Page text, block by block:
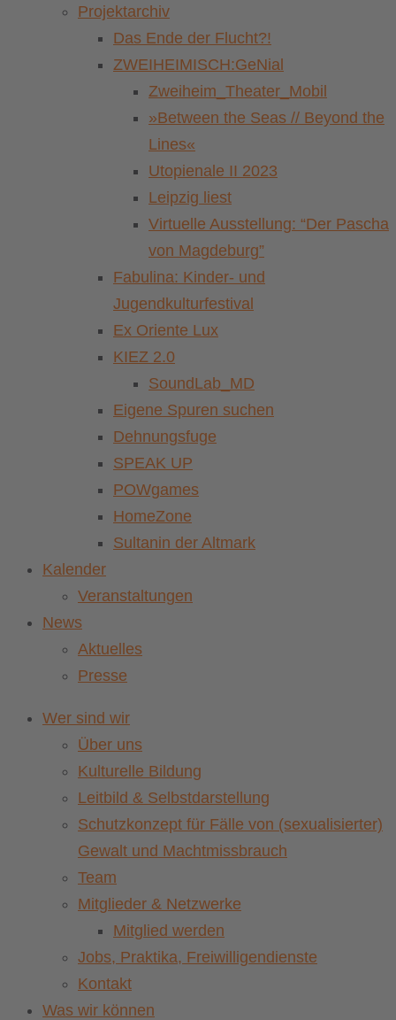
Projektarchiv
Das Ende der Flucht?!
ZWEIHEIMISCH:GeNial
Zweiheim_Theater_Mobil
»Between the Seas // Beyond the
Lines«
Utopienale II 2023
Leipzig liest
Virtuelle Ausstellung: “Der Pascha
von Magdeburg”
Fabulina: Kinder- und
Jugendkulturfestival
Ex Oriente Lux
KIEZ 2.0
SoundLab_MD
Eigene Spuren suchen
Dehnungsfuge
SPEAK UP
POWgames
HomeZone
Sultanin der Altmark
Kalender
Veranstaltungen
News
Aktuelles
Presse
Wer sind wir
Über uns
Kulturelle Bildung
Leitbild & Selbstdarstellung
Schutzkonzept für Fälle von (sexualisierter)
Gewalt und Machtmissbrauch
Team
Mitglieder & Netzwerke
Mitglied werden
Jobs, Praktika, Freiwilligendienste
Kontakt
Was wir können